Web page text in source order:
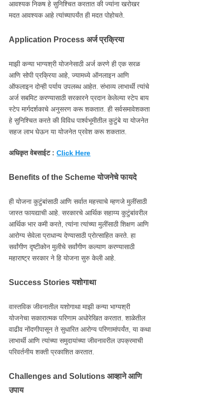
आवश्यक निकष हे सुनिश्चित करतात की ज्यांना खरोखर
मदत आवश्यक आहे त्यांच्यापर्यंत ही मदत पोहोचते.
Application Process अर्ज प्रक्रिया
माझी कन्या भाग्यश्री योजनेसाठी अर्ज करणे ही एक सरळ
आणि सोपी प्रक्रिया आहे, ज्यामध्ये ऑनलाइन आणि
ऑफलाइन दोन्ही पर्याय उपलब्ध आहेत. संभाव्य लाभार्थी त्यांचे
अर्ज सबमिट करण्यासाठी सरकारने प्रदान केलेल्या स्टेप बाय
स्टेप मार्गदर्शकाचे अनुसरण करू शकतात. ही सर्वसमावेशकता
हे सुनिश्चित करते की विविध पार्श्वभूमीतील कुटुंबे या योजनेत
सहज लाभ घेऊन या योजनेत प्रवेश करू शकतात.
अधिकृत वेबसाईट :Click Here
Benefits of the Scheme योजनेचे फायदे
ही योजना कुटुंबांसाठी आणि सर्वात महत्त्वाचे म्हणजे मुलींसाठी
जास्त फायद्याची आहे. सरकारचे आर्थिक सहाय्य कुटुंबांवरील
आर्थिक भार कमी करते, त्यांना त्यांच्या मुलींसाठी शिक्षण आणि
आरोग्य सेवेला प्राधान्य देण्यासाठी प्रोत्साहित करते. हा
सर्वांगीण दृष्टीकोन मुलीचे सर्वांगीण कल्याण करण्यासाठी
महाराष्ट्र सरकार ने हि योजना सुरु केली आहे.
Success Stories यशोगाथा
वास्तविक जीवनातील यशोगाथा माझी कन्या भाग्यश्री
योजनेचा सकारात्मक परिणाम अधोरेखित करतात. शाळेतील
वाढीव नोंदणीपासून ते सुधारित आरोग्य परिणामांपर्यंत, या कथा
लाभार्थी आणि त्यांच्या समुदायांच्या जीवनावरील उपक्रमाची
परिवर्तनीय शक्ती प्रकाशित करतात.
Challenges and Solutions आव्हाने आणि
उपाय